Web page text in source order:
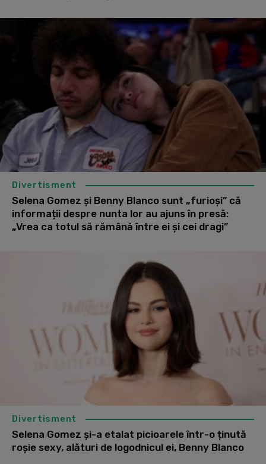
Divertisment
Selena Gomez și Benny Blanco sunt „furioși” că
informații despre nunta lor au ajuns în presă:
„Vrea ca totul să rămână între ei și cei dragi”
Divertisment
Selena Gomez și-a etalat picioarele într-o ținută
roșie sexy, alături de logodnicul ei, Benny Blanco